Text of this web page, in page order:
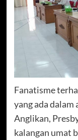
Fanatisme
yang ada dalam
Anglikan,
kalangan umat